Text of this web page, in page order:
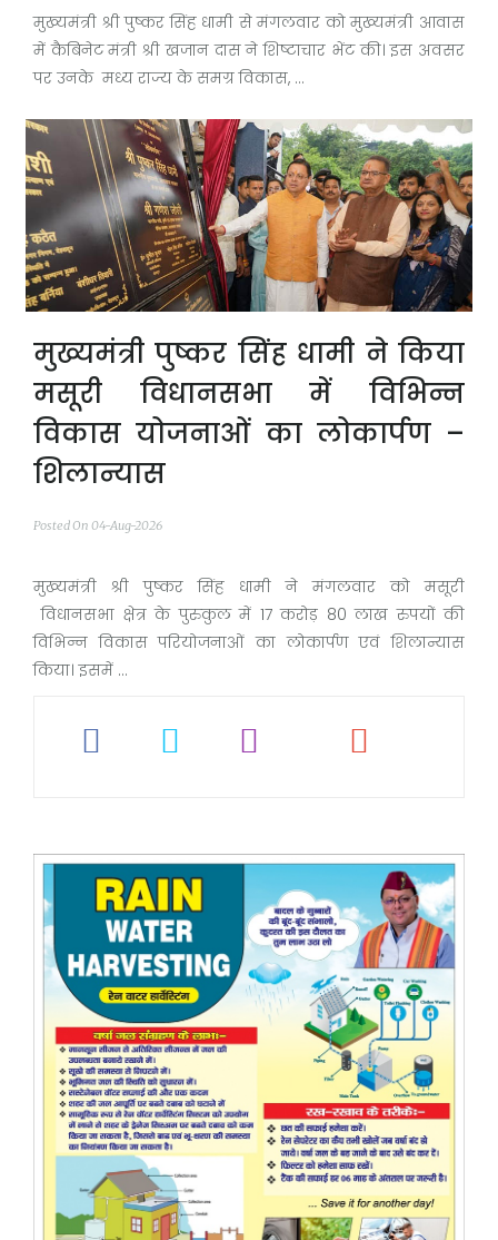
मुख्यमंत्री श्री पुष्कर सिंह धामी से मंगलवार को मुख्यमंत्री आवास
में कैबिनेट मंत्री श्री खजान दास ने शिष्टाचार भेंट की। इस अवसर
पर उनके मध्य राज्य के समग्र विकास, ...
मुख्यमंत्री पुष्कर सिंह धामी ने किया
मसूरी विधानसभा में विभिन्न
विकास योजनाओं का लोकार्पण –
शिलान्यास
Posted On 04-Aug-2026
मुख्यमंत्री श्री पुष्कर सिंह धामी ने मंगलवार को मसूरी
विधानसभा क्षेत्र के पुरुकुल में 17 करोड़ 80 लाख रुपयों की
विभिन्न विकास परियोजनाओं का लोकार्पण एवं शिलान्यास
किया। इसमें ...